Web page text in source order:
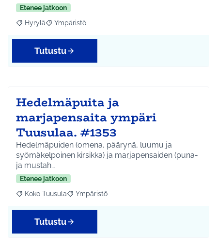
Etenee jatkoon
Rajaa tulokset aihepiirin mukaan: Hyrylä
Hyrylä Rajaa tulokset teeman mukaan: Ympäristö
Ympäristö
Tutustu
Hedelmäpuita ja
marjapensaita ympäri
Tuusulaa. #1353
Hedelmäpuiden (omena, päärynä, luumu ja
syömäkelpoinen kirsikka) ja marjapensaiden (puna-
ja mustah…
Etenee jatkoon
Rajaa tulokset aihepiirin mukaan: Koko Tuusula
Koko Tuusula Rajaa tulokset teeman mukaan: Ympäristö
Ympäristö
Tutustu